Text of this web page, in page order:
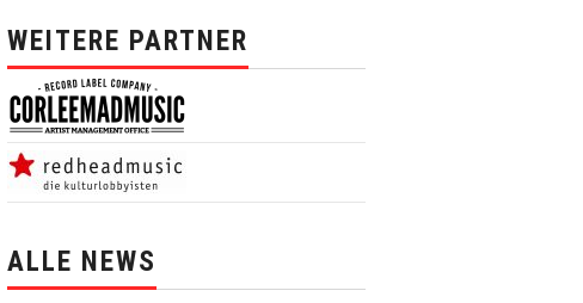
WEITERE PARTNER
ALLE NEWS